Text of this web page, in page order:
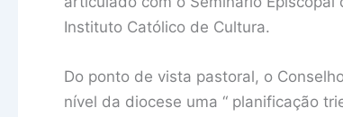
Instituto Católico de Cultura.
Do ponto de vista pastoral, o
nível da diocese uma “ planificação